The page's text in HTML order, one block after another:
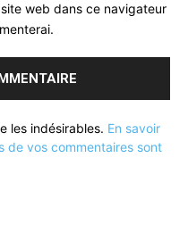
web dans ce navigateur
les indésirables. En savoir
de vos commentaires sont